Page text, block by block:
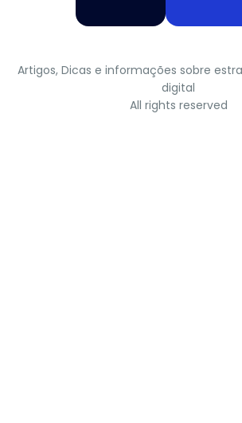
Artigos, Dicas e informações sobre
digital
All rights reserved